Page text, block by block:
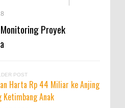
Proyek
POST
Harta Rp 44 Miliar ke Anjing
Ketimbang Anak